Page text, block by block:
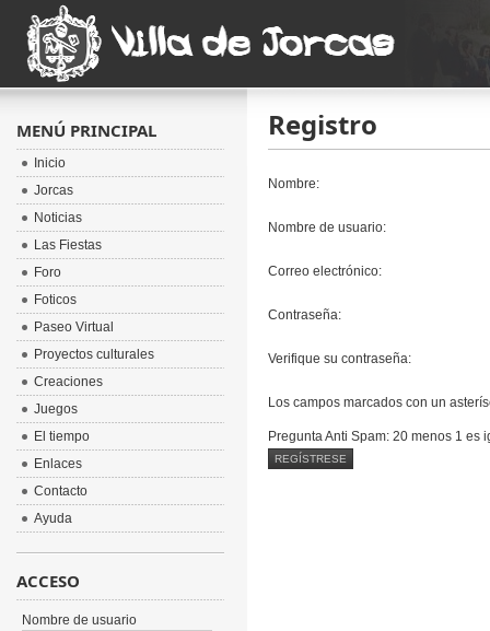
Registro
Nombre:
Nombre de usuario:
Correo electrónico:
Contraseña:
Verifique su contraseña:
Los campos marcados con un
Pregunta Anti Spam: 20 menos 1 es
REGÍSTRESE
MENÚ PRINCIPAL
Inicio
Jorcas
Noticias
Las Fiestas
Foro
Foticos
Paseo Virtual
Proyectos culturales
Creaciones
Juegos
El tiempo
Enlaces
Contacto
Ayuda
ACCESO
Nombre de usuario